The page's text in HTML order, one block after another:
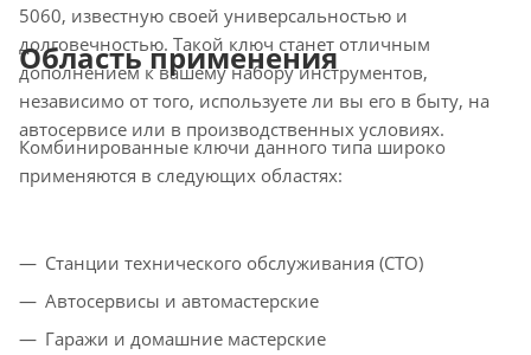
5060, известную своей универсальностью и
долговечностью. Такой ключ станет отличным
дополнением к вашему набору инструментов,
независимо от того, используете ли вы его в быту, на
автосервисе или в производственных условиях.
Область применения
Комбинированные ключи данного типа широко
применяются в следующих областях:
Станции технического обслуживания (СТО)
Автосервисы и автомастерские
Гаражи и домашние мастерские